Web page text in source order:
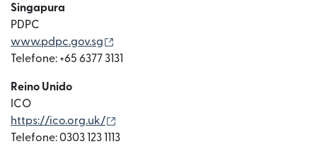
Singapura
PDPC
www.pdpc.gov.sg
Telefone: +65 6377 3131
Reino Unido
ICO
https://ico.org.uk/
Telefone: 0303 123 1113